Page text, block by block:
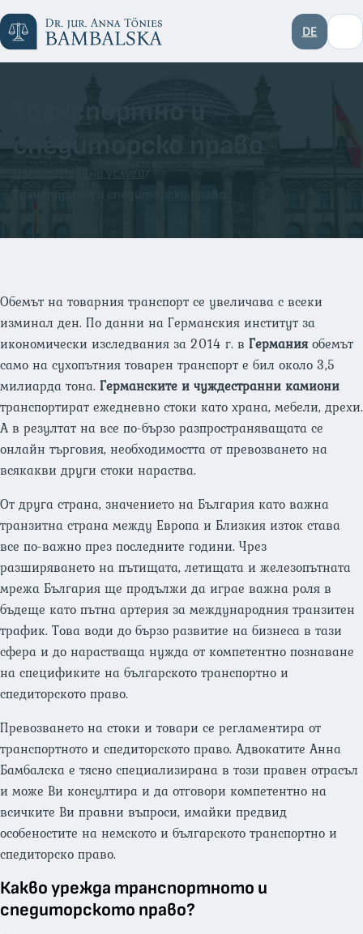
DE
Обемът на товарния транспорт се увеличава с всеки
изминал ден. По данни на Германския институт за
икономически изследвания за 2014 г. в Германияобемът
само на сухопътния товарен транспорт е бил около 3,5
милиарда тона. Германските и чуждестранни камиони
транспортират ежедневно стоки като храна, мебели, дрехи.
А в резултат на все по-бързо разпространяващата се
онлайн търговия, необходимостта от превозването на
всякакви други стоки нараства.
От друга страна, значението на България като важна
транзитна страна между Европа и Близкия изток става
все по-важно през последните години. Чрез
разширяването на пътищата, летищата и железопътната
мрежа България ще продължи да играе важна роля в
бъдеще като пътна артерия за международния транзитен
трафик. Това води до бързо развитие на бизнеса в тази
сфера и до нарастваща нужда от компетентно познаване
на спецификите на българското транспортно и
спедиторското право.
Превозването на стоки и товари се регламентира от
транспортното и спедиторското право. Адвокатите Анна
Бамбалска е тясно специализирана в този правен отрасъл
и може Ви консултира и да отговори компетентно на
всичките Ви правни въпроси, имайки предвид
особеностите на немското и българското транспортно и
спедиторско право.
Какво урежда транспортното и
спедиторското право?